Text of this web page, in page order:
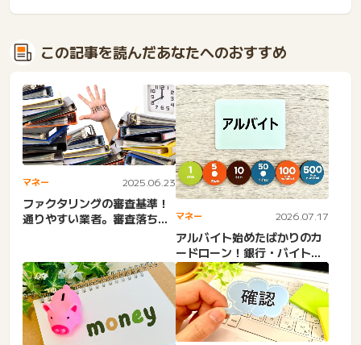
この記事を読んだあなたへのおすすめ
マネー 2025.06.23
ファクタリングの審査基準！
通りやすい業者。審査落ちる
マネー 2026.07.17
アルバイト始めたばかりのカ
ードローン！銀行・バイト初
日でお金借りる・単発バイ
ト...